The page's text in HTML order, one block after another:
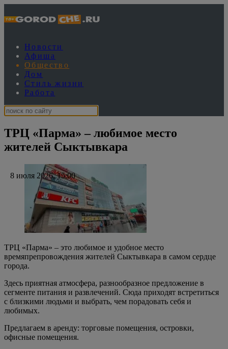
Новости
Афиша
Общество
Дом
Стиль жизни
Работа
ТРЦ «Парма» – любимое место
жителей Сыктывкара
8 июля 2026, 15:00
ТРЦ «Парма» – это любимое и удобное место
времяпрепровождения жителей Сыктывкара в самом сердце
города.
Здесь приятная атмосфера, разнообразное предложение в
сегменте питания и развлечений. Сюда приходят встретиться
с близкими людьми и выбрать, чем порадовать себя и
любимых.
Предлагаем в аренду: торговые помещения, островки,
офисные помещения.